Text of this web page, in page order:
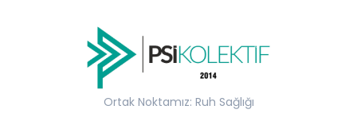
Ortak Noktamız: Ruh Sağlığı